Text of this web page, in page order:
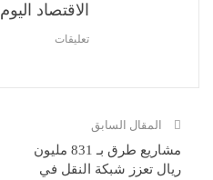
الاقتصاد اليوم
تعليقات
المقال السابق
مشاريع طرق بـ 831 مليون
ريال تعزز شبكة النقل في